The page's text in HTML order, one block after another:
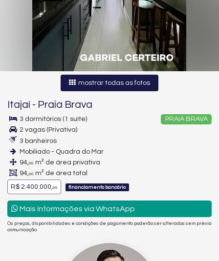
mostrar todas as fotos
Itajaí - Praia Brava
PRAIA BRAVA
3 dormitórios (1 suíte)
2 vagas (Privativa)
3 banheiros
Mobiliado - Quadra do Mar
94,00 m² de área privativa
94,00 m² de área total
R$ 2.400.000,00 financiamento bancário
Mais Informações via WhatsApp
Os preços, disponibilidades e condições de pagamento poderão ser alterados sem prévia
comunicação.